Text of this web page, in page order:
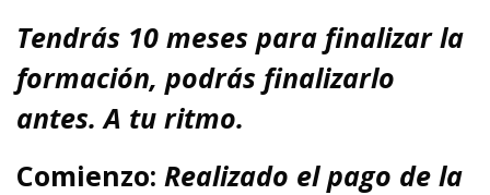
Tendrás 10 meses para finalizar la
formación, podrás finalizarlo
antes. A tu ritmo.
Comienzo: Realizado el pago de la